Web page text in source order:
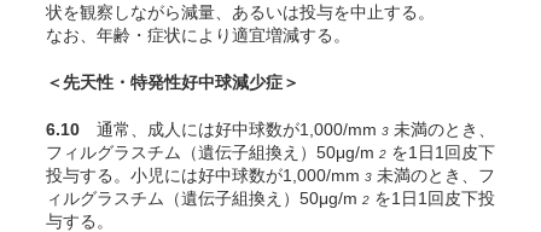
状を観察しながら減量、あるいは投与を中止する。
なお、年齢・症状により適宜増減する。
＜先天性・特発性好中球減少症＞
6.10 通常、成人には好中球数が1,000/mm 3 未満のとき、
フィルグラスチム（遺伝子組換え）50μg/m 2 を1日1回皮下
投与する。小児には好中球数が1,000/mm 3 未満のとき、フ
ィルグラスチム（遺伝子組換え）50μg/m 2 を1日1回皮下投
与する。